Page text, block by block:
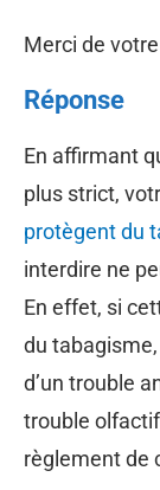
Merci de
Réponse
En affirmant
plus strict,
protègent du
interdire ne
En effet, si
du
d’un trouble
trouble
règlement de